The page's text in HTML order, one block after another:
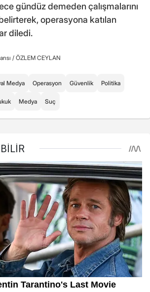
gündüz demeden çalışmalarını
operasyona katılan
diledi.
/ ÖZLEM CEYLAN
Medya Operasyon Güvenlik Politika
Medya Suç